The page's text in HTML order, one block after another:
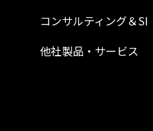
コンサルティング＆SI
他社製品・サービス